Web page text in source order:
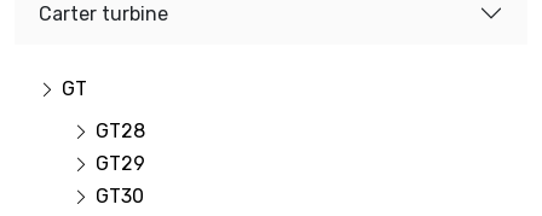
Carter turbine
GT
GT28
GT29
GT30